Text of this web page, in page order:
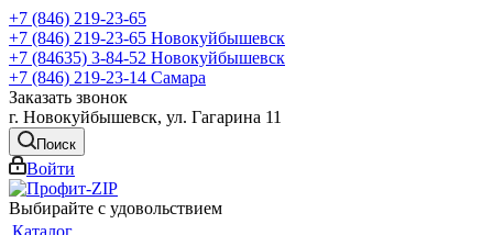
+7 (846) 219-23-65
+7 (846) 219-23-65 Новокуйбышевск
+7 (84635) 3-84-52 Новокуйбышевск
+7 (846) 219-23-14 Самара
Заказать звонок
г. Новокуйбышевск, ул. Гагарина 11
Поиск
Войти
Выбирайте с удовольствием
Каталог